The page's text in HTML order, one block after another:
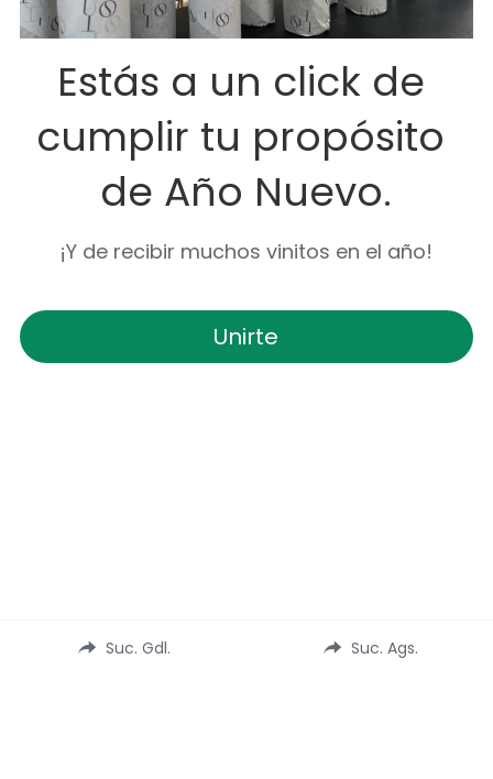
Estás a un click de
cumplir tu propósito
de Año Nuevo.
¡Y de recibir muchos vinitos en el año!
Unirte
Suc. Gdl. Suc. Ags.